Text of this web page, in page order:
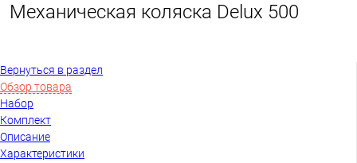
Механическая коляска Delux 500
Вернуться в раздел
Обзор товара
Набор
Комплект
Описание
Характеристики